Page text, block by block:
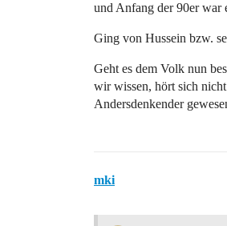
und Anfang der 90er war
Ging von Hussein bzw.
Geht es dem Volk nun
wir wissen, hört sich
Andersdenkender
mki